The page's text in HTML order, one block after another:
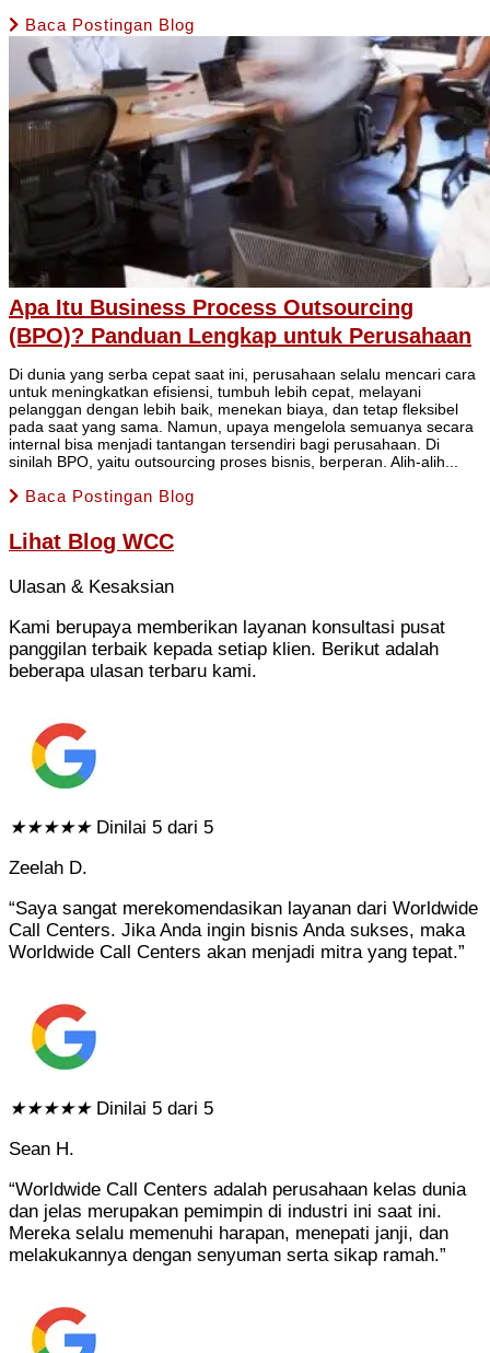
Baca Postingan Blog
Apa Itu Business Process Outsourcing
(BPO)? Panduan Lengkap untuk Perusahaan
Di dunia yang serba cepat saat ini, perusahaan selalu mencari cara
untuk meningkatkan efisiensi, tumbuh lebih cepat, melayani
pelanggan dengan lebih baik, menekan biaya, dan tetap fleksibel
pada saat yang sama. Namun, upaya mengelola semuanya secara
internal bisa menjadi tantangan tersendiri bagi perusahaan. Di
sinilah BPO, yaitu outsourcing proses bisnis, berperan. Alih-alih...
Baca Postingan Blog
Lihat Blog WCC
Ulasan & Kesaksian
Kami berupaya memberikan layanan konsultasi pusat
panggilan terbaik kepada setiap klien. Berikut adalah
beberapa ulasan terbaru kami.
★★★★★ Dinilai 5 dari 5
Zeelah D.
“Saya sangat merekomendasikan layanan dari Worldwide
Call Centers. Jika Anda ingin bisnis Anda sukses, maka
Worldwide Call Centers akan menjadi mitra yang tepat.”
★★★★★ Dinilai 5 dari 5
Sean H.
“Worldwide Call Centers adalah perusahaan kelas dunia
dan jelas merupakan pemimpin di industri ini saat ini.
Mereka selalu memenuhi harapan, menepati janji, dan
melakukannya dengan senyuman serta sikap ramah.”